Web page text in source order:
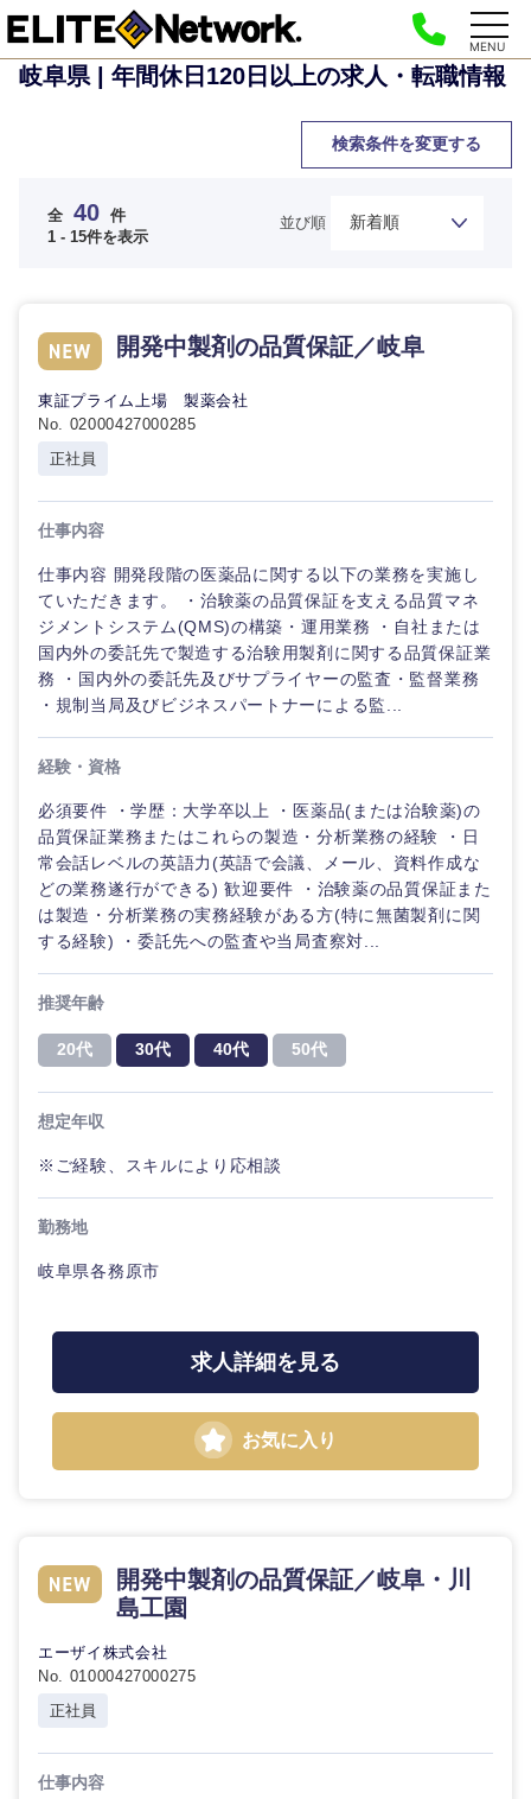
MENU
岐阜県 | 年間休日120日以上の求人・転職情報
検索条件を変更する
ご希望の職種を選択してください
経営企
画・事業
管理
SCM
人事
ティブ
コンサル
タント
専門職
（IT）、
政策渉外
その他企画業務
ご希望の職種を選択してください
経営企画・事業企画
経営ボード
管理
マーケティング
営業
専門職
技術職（IT）、Webサービス・制作、ゲーム
技術職（モノづくり）
ご希望の業界を選択してください
商社・卸
エネルギー・資源・環境
自動車・機械・船舶
素材・化学・金属
食品・化粧品・アパレル・消費財
金融
倉庫・運輸・物流
ご希望の勤務地を選択してください
北海道・東北地方
北海道 青森県
宮城県
ご希望条件を入力ください
希望年収
推奨年齢
フリーワード
スタートアップ企
転勤なし
全 40 件
1 - 15件を表示
並び順
開発中製剤の品質保証／岐阜
東証プライム上場 製薬会社
No. 02000427000285
正社員
仕事内容
仕事内容 開発段階の医薬品に関する以下の業務を実施し
ていただきます。 ・治験薬の品質保証を支える品質マネ
ジメントシステム(QMS)の構築・運用業務 ・自社または
国内外の委託先で製造する治験用製剤に関する品質保証業
務 ・国内外の委託先及びサプライヤーの監査・監督業務
・規制当局及びビジネスパートナーによる監...
経験・資格
必須要件 ・学歴：大学卒以上 ・医薬品(または治験薬)の
品質保証業務またはこれらの製造・分析業務の経験 ・日
常会話レベルの英語力(英語で会議、メール、資料作成な
どの業務遂行ができる) 歓迎要件 ・治験薬の品質保証また
は製造・分析業務の実務経験がある方(特に無菌製剤に関
する経験) ・委託先への監査や当局査察対...
推奨年齢
20代 30代 40代 50代
想定年収
※ご経験、スキルにより応相談
勤務地
岐阜県各務原市
求人詳細を見る
お気に入り
開発中製剤の品質保証／岐阜・川
島工園
エーザイ株式会社
No. 01000427000275
正社員
仕事内容